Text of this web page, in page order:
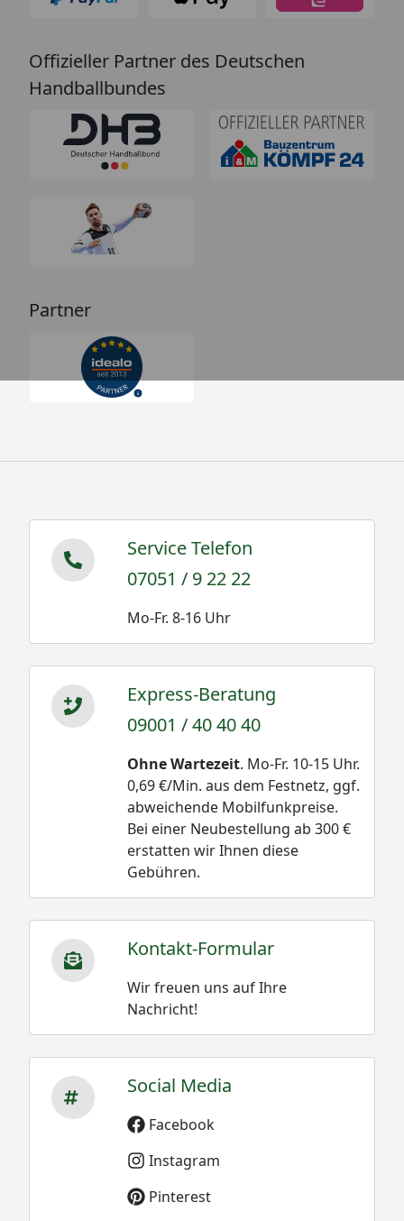
Offizieller Partner des Deutschen
Handballbundes
Partner
Service Telefon
07051 / 9 22 22
Mo-Fr. 8-16 Uhr
Express-Beratung
09001 / 40 40 40
Ohne Wartezeit. Mo-Fr. 10-15 Uhr.
0,69 €/Min. aus dem Festnetz, ggf.
abweichende Mobilfunkpreise.
Bei einer Neubestellung ab 300 €
erstatten wir Ihnen diese
Gebühren.
Kontakt-Formular
Wir freuen uns auf Ihre
Nachricht!
Social Media
Facebook
Instagram
Pinterest